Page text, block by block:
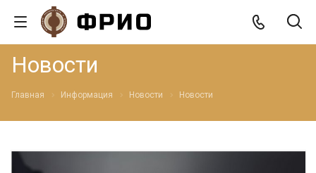
Новости
Главная Информация Новости Новости